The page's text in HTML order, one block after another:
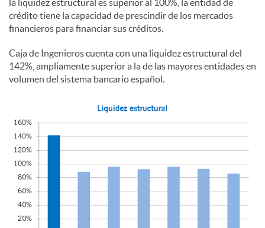
crédito tiene la capacidad de prescindir de los mercados
financieros para financiar sus créditos.
Caja de Ingenieros cuenta con una liquidez estructural del
142%, ampliamente superior a la de las mayores entidades en
volumen del sistema bancario español.